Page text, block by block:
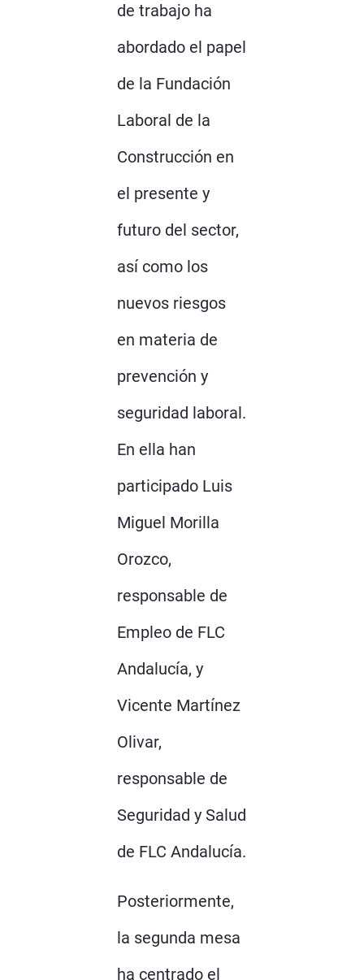
de trabajo ha
abordado el papel
de la Fundación
Laboral de la
Construcción en
el presente y
futuro del sector,
así como los
nuevos riesgos
en materia de
prevención y
seguridad laboral.
En ella han
participado Luis
Miguel Morilla
Orozco,
responsable de
Empleo de FLC
Andalucía, y
Vicente Martínez
Olivar,
responsable de
Seguridad y Salud
de FLC Andalucía.
Posteriormente,
la segunda mesa
ha centrado el